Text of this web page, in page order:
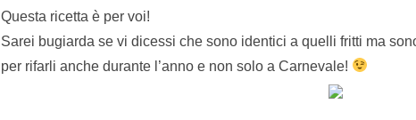
Questa ricetta è per voi!
Sarei bugiarda se vi dicessi che sono identici a quelli fritti ma
per rifarli anche durante l’anno e non solo a Carnevale!